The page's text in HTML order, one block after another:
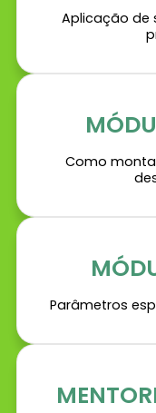
Aplicação de
Como
Parâmetros